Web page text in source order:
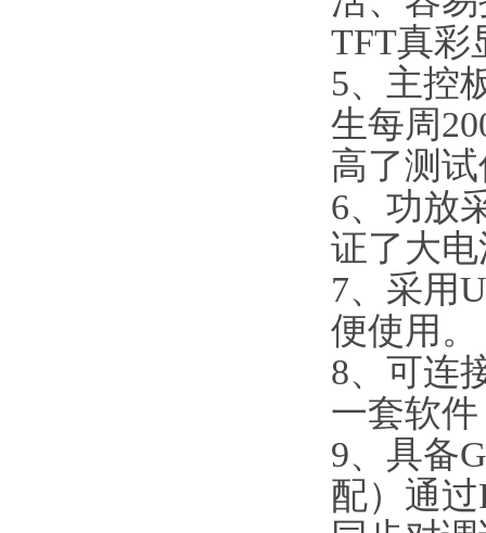
TFT真彩
5、主控
生每周
高了测
6、功放
证了大
7、采用
便使用。
8、可连
一套软
9、具备
配）通